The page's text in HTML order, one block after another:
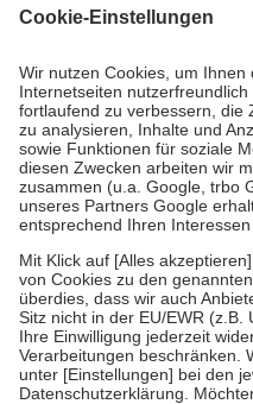
Grundsätzlich leisten
höchstens zehn Euro.
Es sind
Kosten der Leistung zu
Diese Regeln gelten
Bei Heilmitteln und häuslicher
Zuzahlung zehn Prozent der
Verordnung.
Um das Engagement der
stärken und die besondere
fallenkeine Zuzahlungenan bei:
• Kindern und Jugendlichen
mit Ausnahme der Fahrkosten
• Untersuchungen zur
GKV getragen werden
• empfohlenen